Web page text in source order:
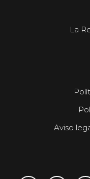
La
Aviso